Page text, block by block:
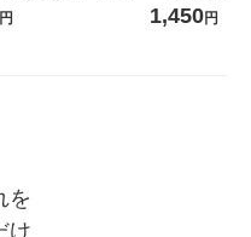
ィッシュ フィオナ オ
円
1箱（20本入
（イチオシ）
1,450円
を
け